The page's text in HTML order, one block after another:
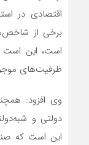
اقتصادی در
برخی از
است، این است
ظرفیت‌های
وی افزود:
دولتی و
این است که